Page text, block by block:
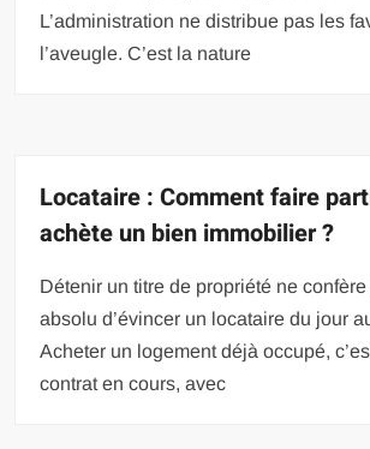
L’administration ne distribue pas les
l’aveugle. C’est la nature
Locataire : Comment faire
achète un bien immobilier ?
Détenir un titre de propriété ne
absolu d’évincer un locataire du jour
Acheter un logement déjà occupé,
contrat en cours, avec